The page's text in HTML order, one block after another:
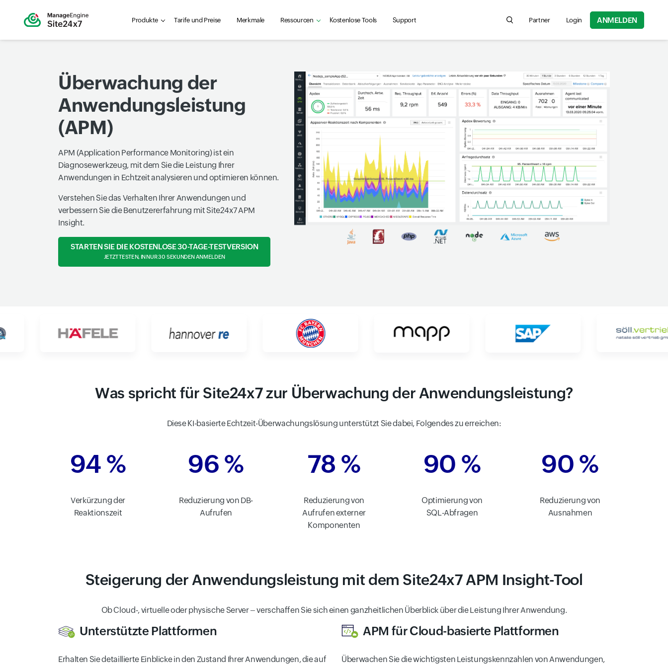
Produkte Tarife und Preise Merkmale Ressourcen Kostenlose Tools Support Search for product information, help articles,
Partner Login ANMELDEN
Überwachung der
Anwendungsleistung
(APM)
APM (Application Performance Monitoring) ist ein
Diagnosewerkzeug, mit dem Sie die Leistung Ihrer
Anwendungen in Echtzeit analysieren und optimieren können.
Verstehen Sie das Verhalten Ihrer Anwendungen und
verbessern Sie die Benutzererfahrung mit Site24x7 APM
Insight.
STARTEN SIE DIE KOSTENLOSE 30-TAGE-TESTVERSION
JETZT TESTEN, IN NUR 30 SEKUNDEN ANMELDEN
Was spricht für Site24x7 zur Überwachung der Anwendungsleistung?
Diese KI-basierte Echtzeit-Überwachungslösung unterstützt Sie dabei, Folgendes zu erreichen:
94 %
Verkürzung der
Reaktionszeit
96 %
Reduzierung von DB-
Aufrufen
78 %
Reduzierung von
Aufrufen externer
Komponenten
90 %
Optimierung von
SQL-Abfragen
90 %
Reduzierung von
Ausnahmen
Steigerung der Anwendungsleistung mit dem Site24x7 APM Insight-Tool
Ob Cloud-, virtuelle oder physische Server – verschaffen Sie sich einen ganzheitlichen Überblick über die Leistung Ihrer Anwendung.
Unterstützte Plattformen
Erhalten Sie detaillierte Einblicke in den Zustand Ihrer Anwendungen, die auf
APM für Cloud-basierte Plattformen
Überwachen Sie die wichtigsten Leistungskennzahlen von Anwendungen,